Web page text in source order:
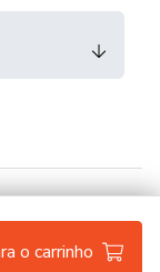
o carrinho